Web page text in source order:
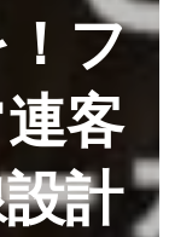
フ
客
計